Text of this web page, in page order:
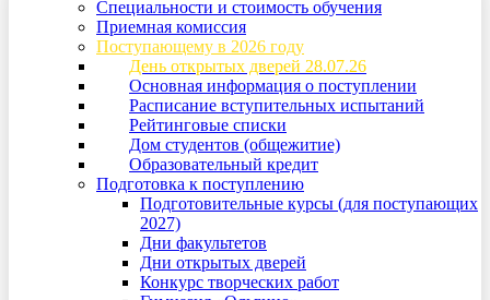
Специальности и стоимость обучения
Приемная комиссия
Поступающему в 2026 году
День открытых дверей 28.07.26
Основная информация о поступлении
Расписание вступительных испытаний
Рейтинговые списки
Дом студентов (общежитие)
Образовательный кредит
Подготовка к поступлению
Подготовительные курсы (для поступающих
2027)
Дни факультетов
Дни открытых дверей
Конкурс творческих работ